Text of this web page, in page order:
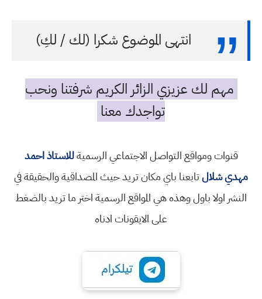
انتهى الموضوع شكرا (لك / لكِ)
مهم لك عزيزي الزائر الكريم شرفتنا ونحب
تواجدك معنا
قنوات ومواقع التواصل الاجتماعي الرسميةللاستاذ احمد
مهدي شلالتابعنا باي مكان تريد حيث المصداقية والحقيقة في
النشر اولا باول وهذه هي المواقع الرسمية اختر ما تريد بالضغط
على الايقونات ادناه